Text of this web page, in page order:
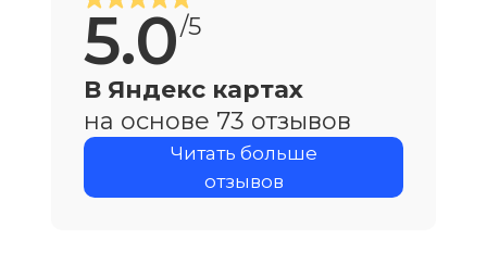
5.0/5
В Яндекс картах
на основе 73 отзывов
Читать больше
отзывов